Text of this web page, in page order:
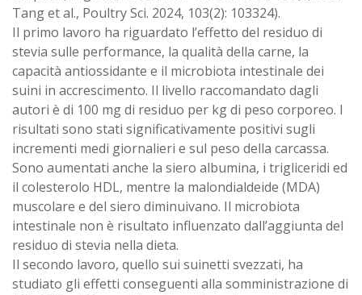
Tang et al., Poultry Sci. 2024, 103(2): 103324).
Il primo lavoro ha riguardato l’effetto del residuo di
stevia sulle performance, la qualità della carne, la
capacità antiossidante e il microbiota intestinale dei
suini in accrescimento. Il livello raccomandato dagli
autori è di 100 mg di residuo per kg di peso corporeo. I
risultati sono stati significativamente positivi sugli
incrementi medi giornalieri e sul peso della carcassa.
Sono aumentati anche la siero albumina, i trigliceridi ed
il colesterolo HDL, mentre la malondialdeide (MDA)
muscolare e del siero diminuivano. Il microbiota
intestinale non è risultato influenzato dall’aggiunta del
residuo di stevia nella dieta.
Il secondo lavoro, quello sui suinetti svezzati, ha
studiato gli effetti conseguenti alla somministrazione di